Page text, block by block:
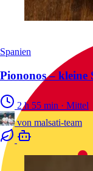
Spanien
Piononos – kleine
2 h 55 min · Mittel
von malsati-team